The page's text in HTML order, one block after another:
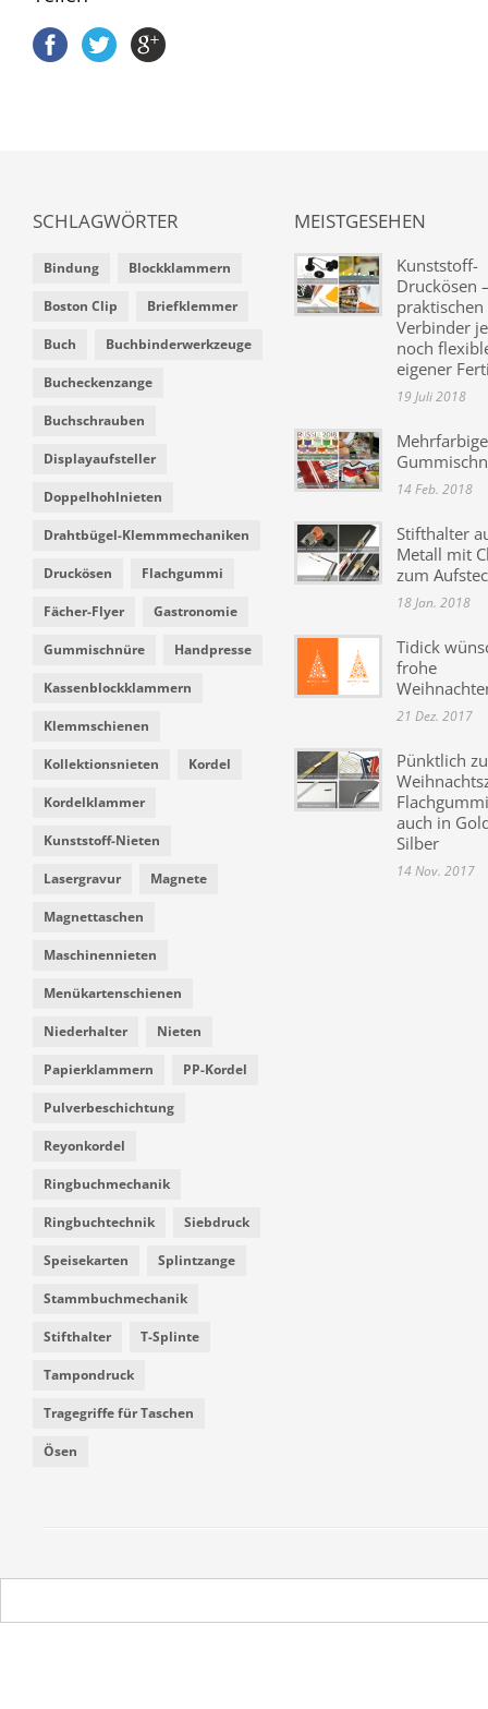
SCHLAGWÖRTER
Bindung Blockklammern
Boston Clip Briefklemmer
Buch Buchbinderwerkzeuge
Bucheckenzange
Buchschrauben
Displayaufsteller
Doppelhohlnieten
Drahtbügel-Klemmmechaniken
Druckösen Flachgummi
Fächer-Flyer Gastronomie
Gummischnüre Handpresse
Kassenblockklammern
Klemmschienen
Kollektionsnieten Kordel
Kordelklammer
Kunststoff-Nieten
Lasergravur Magnete
Magnettaschen
Maschinennieten
Menükartenschienen
Niederhalter Nieten
Papierklammern PP-Kordel
Pulverbeschichtung
Reyonkordel
Ringbuchmechanik
Ringbuchtechnik Siebdruck
Speisekarten Splintzange
Stammbuchmechanik
Stifthalter T-Splinte
Tampondruck
Tragegriffe für Taschen
Ösen
MEISTGESEHEN
Kunststoff-
Druckösen
praktischen
Verbinder
noch
eigener
19 Juli 2018
Mehrfarbige
14 Feb. 2018
Stifthalter
Metall mit
zum
18 Jan. 2018
Tidick
frohe
21 Dez. 2017
Pünktlich
auch in
Silber
14 Nov. 2017